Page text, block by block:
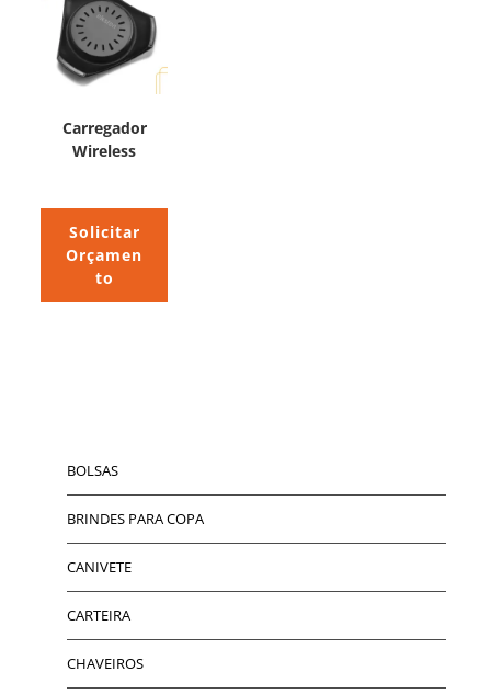
Carregador
Wireless
Solicitar
Orçamen
to
BOLSAS
BRINDES PARA COPA
CANIVETE
CARTEIRA
CHAVEIROS